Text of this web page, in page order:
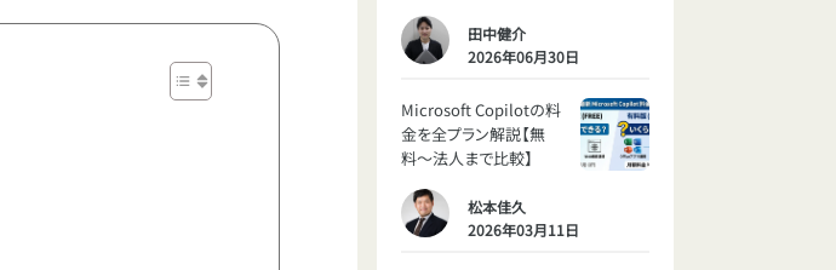
田中健介
2026年06月30日
Microsoft Copilotの料
金を全プラン解説【無
料〜法人まで比較】
松本佳久
2026年03月11日